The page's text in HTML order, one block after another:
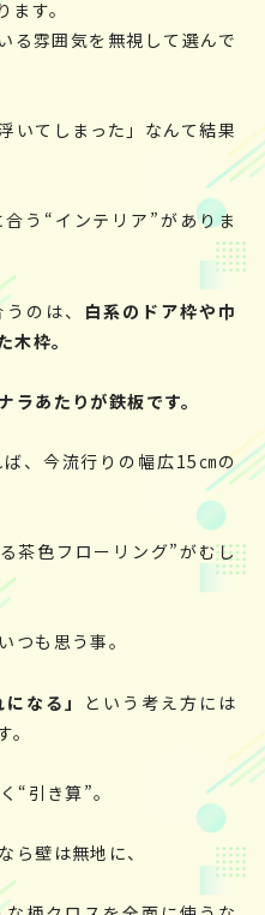
す。
る雰囲気を無視して選んで
いてしまった」なんて結果
う“インテリア”がありま
のは、
白系のドア枠や巾
木枠。
ラあたりが鉄板です。
、今流行りの幅広15㎝の
茶色フローリング”がむし
つも思う事。
なる」
という考え方には
“引き算”。
ら壁は無地に、